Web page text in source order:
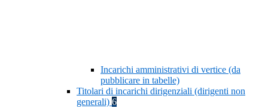
Incarichi amministrativi di vertice (da
pubblicare in tabelle)
Titolari di incarichi dirigenziali (dirigenti non
generali) 6